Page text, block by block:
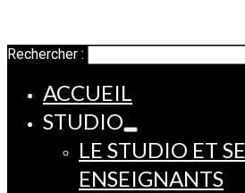
Rechercher :
ACCUEIL
STUDIO
LE STUDIO ET
ENSEIGNANTS